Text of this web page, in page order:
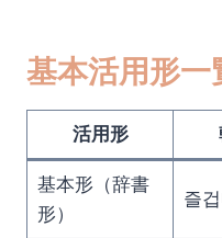
基本活用形一
活用形
基本形（辞書
形）
즐